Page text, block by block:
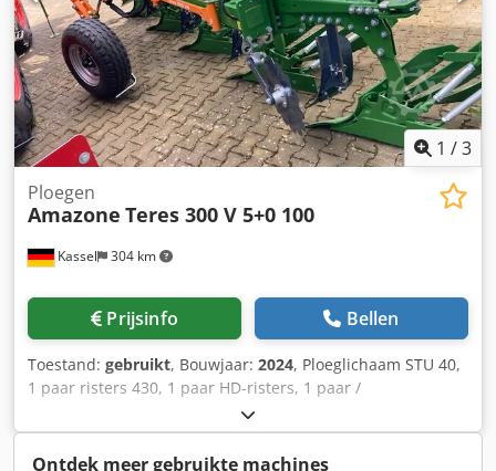
1 /3
Kassel 304 km
Ploegen
Amazone Teres 300 V 5+0 100
Prijsinfo Bellen
Toestand: gebruikt, Bouwjaar: 2024, Ploeglichaam STU 40,
1 paar risters 430, 1 paar HD-risters, 1 paar /
voorschoffelsteel voor framehoogte 80 voor hydraulische
overbelastingsbeveiliging voorschoffel M2, 1 paar /
schijfkouterhouder schijfkouter D 500 gekarteld
Ontdek meer gebruikte machines